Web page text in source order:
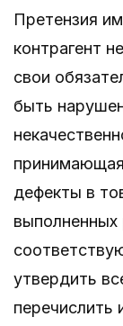
Претензия
контрагент
свои
быть
дефекты в
выполненных
утвердить
перечислить